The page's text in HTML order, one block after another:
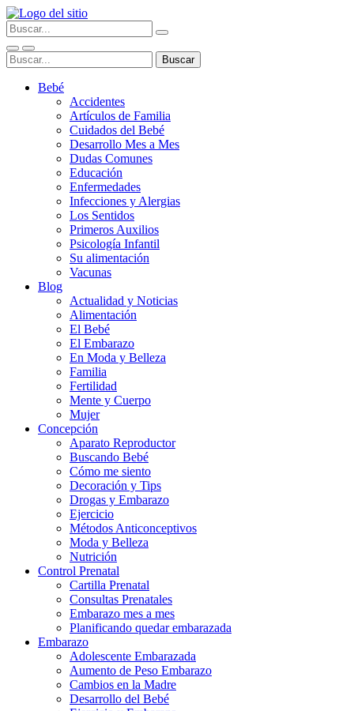
Bebé
Accidentes
Artículos de Familia
Cuidados del Bebé
Desarrollo Mes a Mes
Dudas Comunes
Educación
Enfermedades
Infecciones y Alergias
Los Sentidos
Primeros Auxilios
Psicología Infantil
Su alimentación
Vacunas
Blog
Actualidad y Noticias
Alimentación
El Bebé
El Embarazo
En Moda y Belleza
Familia
Fertilidad
Mente y Cuerpo
Mujer
Concepción
Aparato Reproductor
Buscando Bebé
Cómo me siento
Decoración y Tips
Drogas y Embarazo
Ejercicio
Métodos Anticonceptivos
Moda y Belleza
Nutrición
Control Prenatal
Cartilla Prenatal
Consultas Prenatales
Embarazo mes a mes
Planificando quedar embarazada
Embarazo
Adolescente Embarazada
Aumento de Peso Embarazo
Cambios en la Madre
Desarrollo del Bebé